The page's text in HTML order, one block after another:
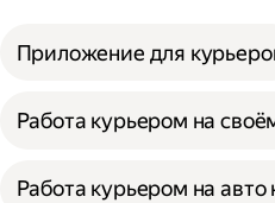
Приложение для
Работа курьером на
Работа курьером на авто